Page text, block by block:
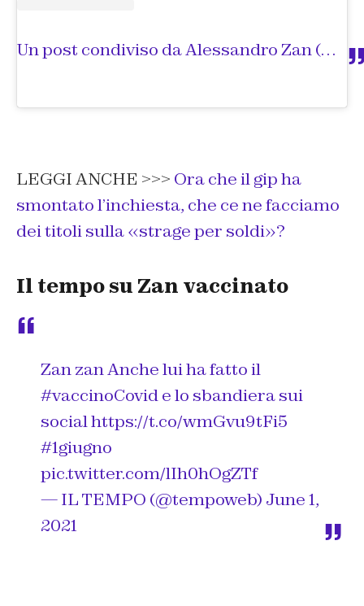
Un post condiviso da Alessandro Zan (@alessandro.zan)
LEGGI ANCHE >>> Ora che il gip ha
smontato l’inchiesta, che ce ne facciamo
dei titoli sulla «strage per soldi»?
Il tempo su Zan vaccinato
Zan zan Anche lui ha fatto il
#vaccinoCovide lo sbandiera sui
socialhttps://t.co/wmGvu9tFi5
#1giugno
pic.twitter.com/lIh0hOgZTf
— IL TEMPO (@tempoweb) June 1,
2021